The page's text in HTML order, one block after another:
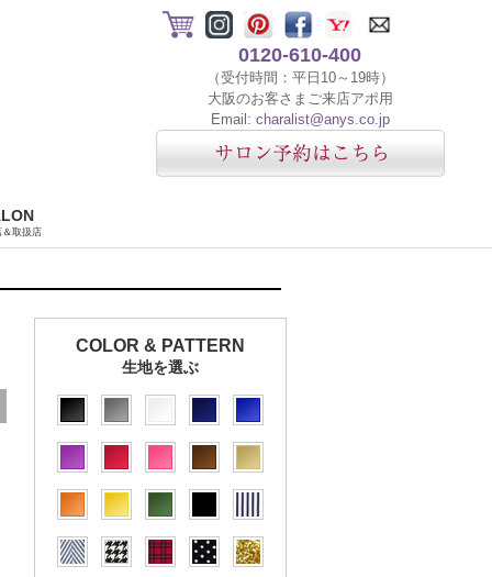
0120-610-400
（受付時間：平日10～19時）
大阪のお客さまご来店アポ用
Email: charalist@anys.co.jp
＆取扱店
COLOR & PATTERN
生地を選ぶ